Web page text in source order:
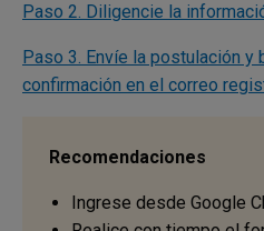
Paso 2. Diligencie la
Paso 3. Envíe la postulación y
confirmación en el correo
Recomendaciones
Ingrese desde Google